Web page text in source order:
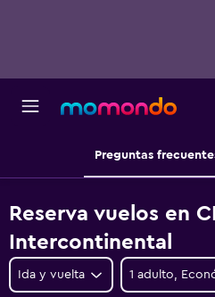
Preguntas
Reserva vuelos en
Intercontinental
Ida y vuelta 1 adulto,